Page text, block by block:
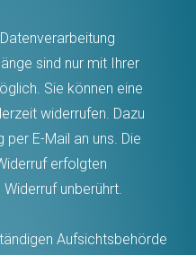
sind nur mit Ihrer
Sie können eine
widerrufen. Dazu
E-Mail an uns. Die
erfolgten
unberührt.
Aufsichtsbehörde